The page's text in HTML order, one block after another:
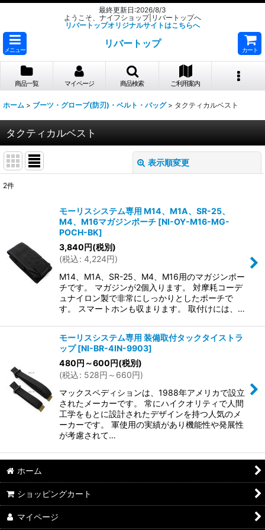
最終更新日:2026/8/3
ようこそ、ナイフショップ|リバートップへ
リバートップオリジナルサイトはこちらへ
メニュー
リバートップ
カート
商品一覧 マイページ 商品検索 ご利用案内
ホーム > ブーツ・グローブ(防刃)・ベルト・バッグ > タクティカルベスト
タクティカルベスト
表示順変更
絞り込む
2件
モーリスシステム専用 M14、M1A、SR-25、
M4、M16マガジンポーチ [NI-OY-M16-MG-
POCH-BK]
3,840円(税別)
(税込: 4,224円)
M14、M1A、SR-25、M4、M16用のマガジンポー
チです。 マガジンが2個入ります。 対摩耗コーデ
ュナイロン製で非常にしっかりとしたポーチで
す。 スマートホンも収まります。 取付けには、…
モーリスシステム専用 装備取付タックタイストラ
ップ [NI-BR-4IN-9903]
480円 ～600円(税別)
(税込: 528円 ～660円)
マックスペディションは、1988年アメリカで設立
されたメーカーです。 常にハイクオリティで人間
工学をもとに設計されたデザインを持つ人気のメ
ーカーです。 軍使用の実績があり機能性や発展性
が考慮されて…
ホーム
ショッピングカート
マイページ